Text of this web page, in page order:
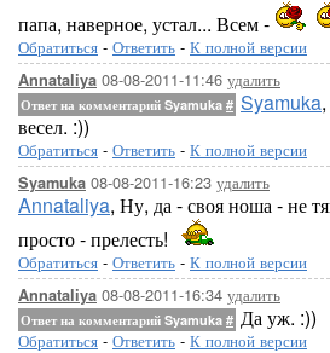
папа, наверное, устал... Всем -
Обратиться - Ответить - К полной версии
Annataliya 08-08-2011-11:46 удалить
Ответ на комментарий Syamuka # Syamuka
весел. :))
Обратиться - Ответить - К полной версии
Syamuka 08-08-2011-16:23 удалить
Annataliya, Ну, да - своя ноша - не
просто - прелесть!
Обратиться - Ответить - К полной версии
Annataliya 08-08-2011-16:34 удалить
Ответ на комментарий Syamuka # Да уж. :))
Обратиться - Ответить - К полной версии